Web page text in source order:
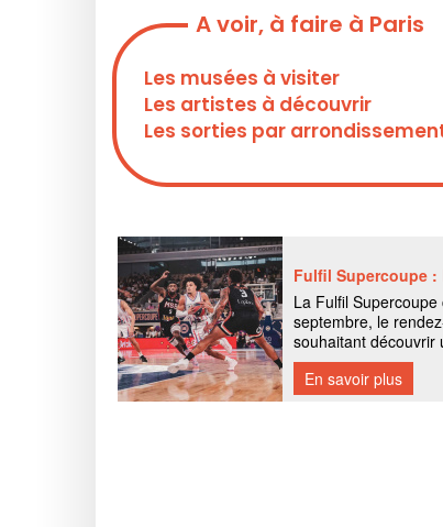
A voir, à faire à Paris
Les musées à visiter
Les artistes à découvrir
Les sorties par